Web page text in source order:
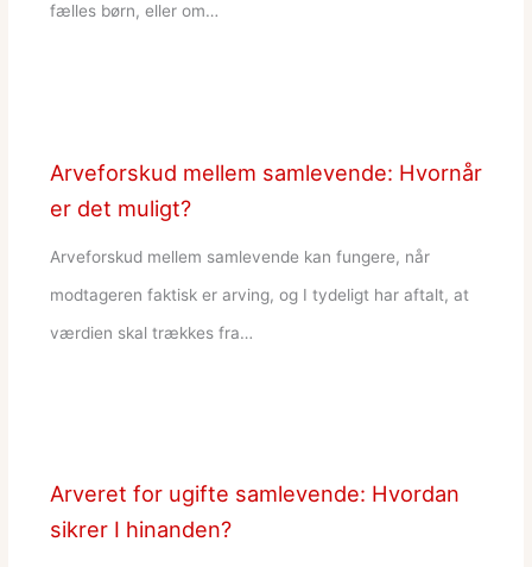
fælles børn, eller om…
Arveforskud mellem samlevende: Hvornår
er det muligt?
Arveforskud mellem samlevende kan fungere, når
modtageren faktisk er arving, og I tydeligt har aftalt, at
værdien skal trækkes fra…
Arveret for ugifte samlevende: Hvordan
sikrer I hinanden?